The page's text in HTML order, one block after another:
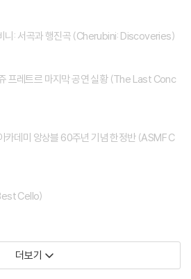
니: 서곡과 행진곡 (Cherubini: Discoveries)
프레트르 마지막 공연 실황 (The Last Conc
카데미 앙상블 60주년 기념 한정반 (ASMF C
Cello)
더보기